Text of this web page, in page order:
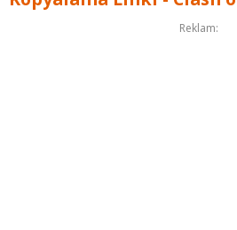
Reklam: